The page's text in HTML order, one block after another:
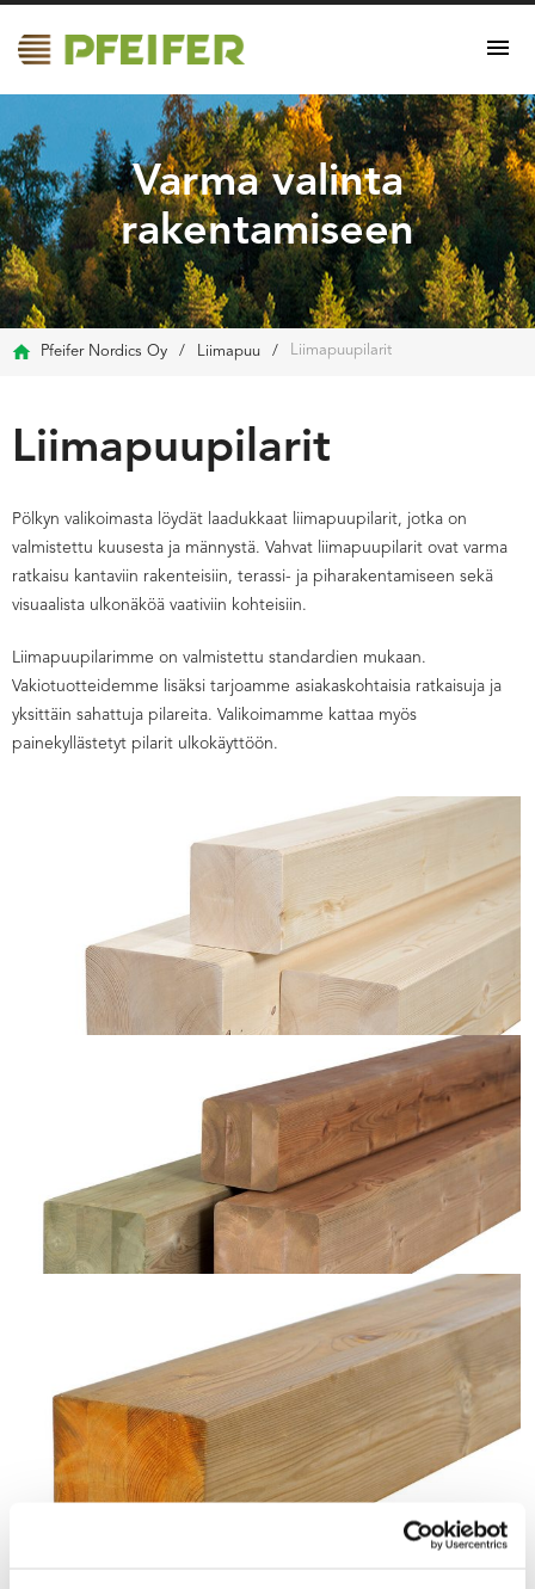
Varma valinta
rakentamiseen
Pfeifer Nordics Oy / Liimapuu / Liimapuupilarit
Liimapuupilarit
Pölkyn valikoimasta löydät laadukkaat liimapuupilarit, jotka on
valmistettu kuusesta ja männystä. Vahvat liimapuupilarit ovat varma
ratkaisu kantaviin rakenteisiin, terassi- ja piharakentamiseen sekä
visuaalista ulkonäköä vaativiin kohteisiin.
Liimapuupilarimme on valmistettu standardien mukaan.
Vakiotuotteidemme lisäksi tarjoamme asiakaskohtaisia ratkaisuja ja
yksittäin sahattuja pilareita. Valikoimamme kattaa myös
painekyllästetyt pilarit ulkokäyttöön.